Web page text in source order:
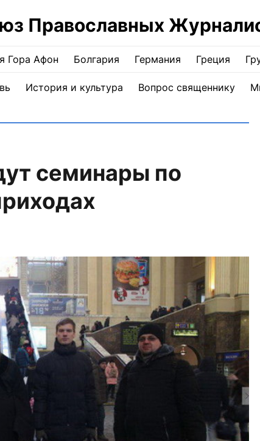
Православных
Гора Афон Болгария Германия Греция
История и культура Вопрос священнику
семинары по